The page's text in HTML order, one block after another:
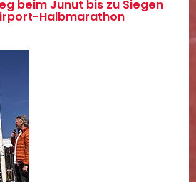
beim Junut bis zu Siegen
Halbmarathon